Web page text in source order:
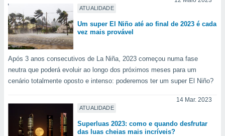
não
cookies
o
ou
Pode
de
ATUALIDADE
Um super El Niño até ao final de 2023 é cada
vez mais provável
Após 3 anos consecutivos de La Niña, 2023 começou numa fase
neutra que poderá evoluir ao longo dos próximos meses para um
cenário totalmente oposto e intenso: poderemos ter um super El Niño?
ATUALIDADE
14 Mar. 2023
Superluas 2023: como e quando desfrutar
das luas cheias mais incríveis?